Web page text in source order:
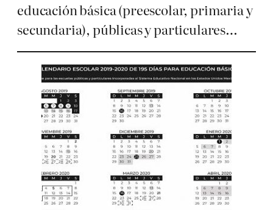
educación básica (preescolar, primaria y
secundaria), públicas y particulares…